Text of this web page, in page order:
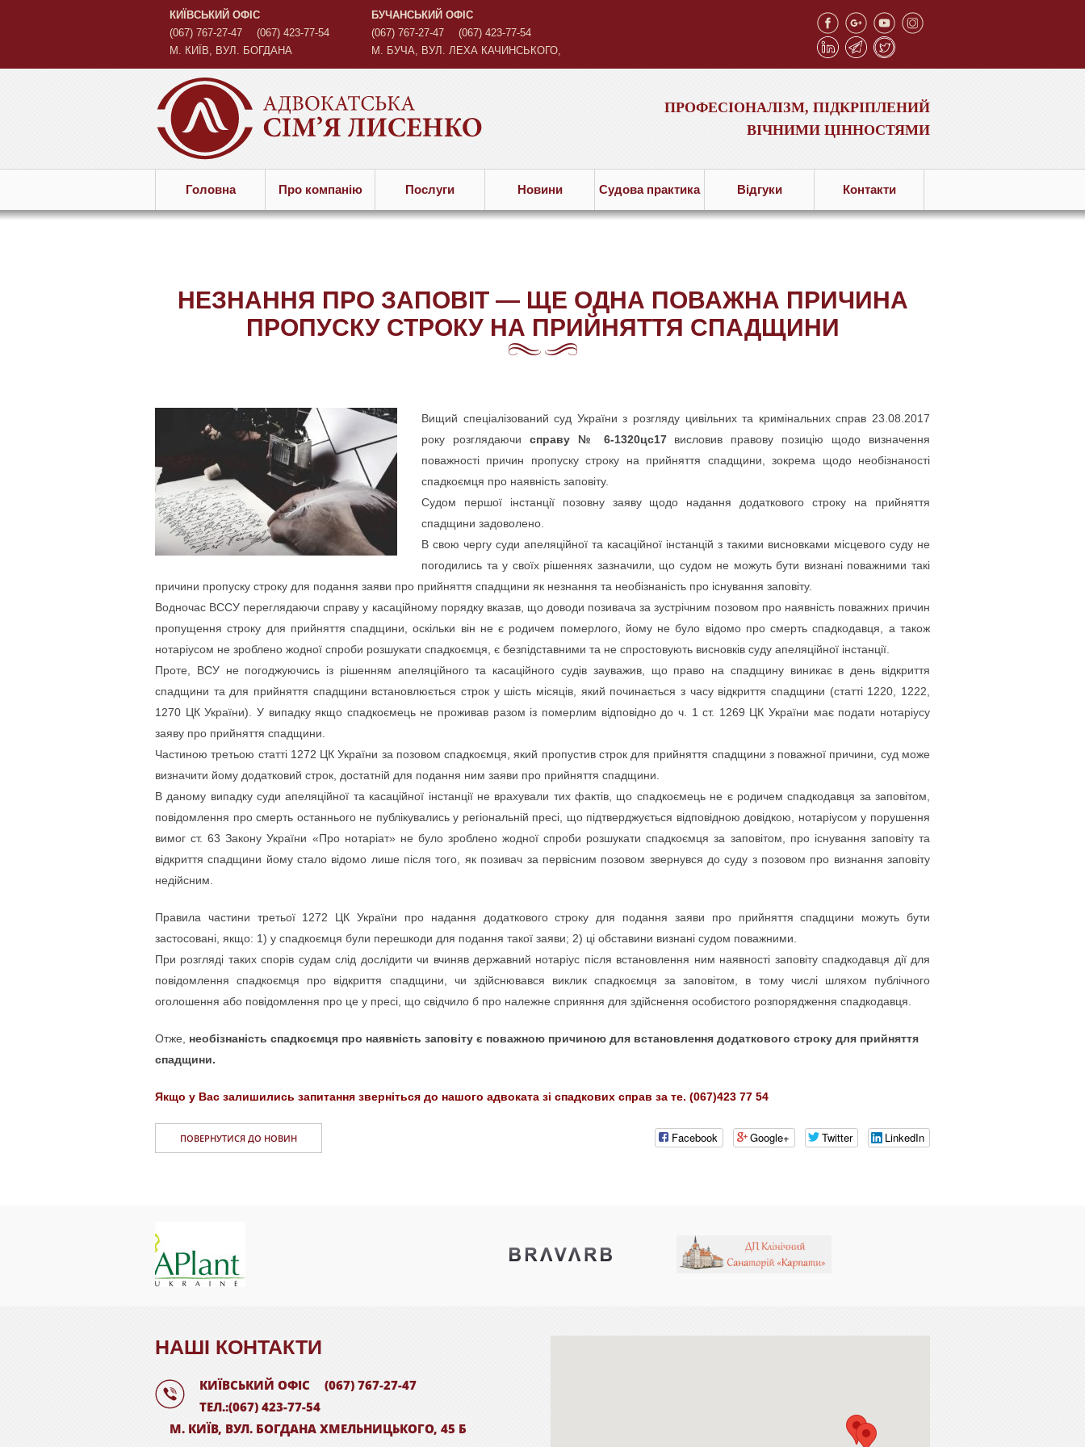
КИЇВСЬКИЙ ОФІС
(067) 767-27-47
(067) 423-77-54
М. КИЇВ, ВУЛ. БОГДАНА
БУЧАНСЬКИЙ ОФІС
(067) 767-27-47
(067) 423-77-54
М. БУЧА, ВУЛ. ЛЕХА КАЧИНСЬКОГО,
ПРОФЕСІОНАЛІЗМ, ПІДКРІПЛЕНИЙ
ВІЧНИМИ ЦІННОСТЯМИ
Головна Про компанiю Послуги Новини Судова практика Вiдгуки Контакти
НЕЗНАННЯ ПРО ЗАПОВІТ — ЩЕ ОДНА ПОВАЖНА ПРИЧИНА
ПРОПУСКУ СТРОКУ НА ПРИЙНЯТТЯ СПАДЩИНИ
Вищий спеціалізований суд України з розгляду цивільних та кримінальних справ 23.08.2017
року розглядаючи справу № 6-1320цс17висловив правову позицію щодо визначення
поважності причин пропуску строку на прийняття спадщини, зокрема щодо необізнаності
спадкоємця про наявність заповіту.
Судом першої інстанції позовну заяву щодо надання додаткового строку на прийняття
спадщини задоволено.
В свою чергу суди апеляційної та касаційної інстанцій з такими висновками місцевого суду не
погодились та у своїх рішеннях зазначили, що судом не можуть бути визнані поважними такі
причини пропуску строку для подання заяви про прийняття спадщини як незнання та необізнаність про існування заповіту.
Водночас ВССУ переглядаючи справу у касаційному порядку вказав, що доводи позивача за зустрічним позовом про наявність поважних причин
пропущення строку для прийняття спадщини, оскільки він не є родичем померлого, йому не було відомо про смерть спадкодавця, а також
нотаріусом не зроблено жодної спроби розшукати спадкоємця, є безпідставними та не спростовують висновків суду апеляційної інстанції.
Проте, ВСУ не погоджуючись із рішенням апеляційного та касаційного судів зауважив, що право на спадщину виникає в день відкриття
спадщини та для прийняття спадщини встановлюється строк у шість місяців, який починається з часу відкриття спадщини (статті 1220, 1222,
1270 ЦК України). У випадку якщо спадкоємець не проживав разом із померлим відповідно до ч. 1 ст. 1269 ЦК України має подати нотаріусу
заяву про прийняття спадщини.
Частиною третьою статті 1272 ЦК України за позовом спадкоємця, який пропустив строк для прийняття спадщини з поважної причини, суд може
визначити йому додатковий строк, достатній для подання ним заяви про прийняття спадщини.
В даному випадку суди апеляційної та касаційної інстанції не врахували тих фактів, що спадкоємець не є родичем спадкодавця за заповітом,
повідомлення про смерть останнього не публікувались у регіональній пресі, що підтверджується відповідною довідкою, нотаріусом у порушення
вимог ст. 63 Закону України «Про нотаріат» не було зроблено жодної спроби розшукати спадкоємця за заповітом, про існування заповіту та
відкриття спадщини йому стало відомо лише після того, як позивач за первісним позовом звернувся до суду з позовом про визнання заповіту
недійсним.
Правила частини третьої 1272 ЦК України про надання додаткового строку для подання заяви про прийняття спадщини можуть бути
застосовані, якщо: 1) у спадкоємця були перешкоди для подання такої заяви; 2) ці обставини визнані судом поважними.
При розгляді таких спорів судам слід дослідити чи вчиняв державний нотаріус після встановлення ним наявності заповіту спадкодавця дії для
повідомлення спадкоємця про відкриття спадщини, чи здійснювався виклик спадкоємця за заповітом, в тому числі шляхом публічного
оголошення або повідомлення про це у пресі, що свідчило б про належне сприяння для здійснення особистого розпорядження спадкодавця.
Отже, необізнаність спадкоємця про наявність заповіту є поважною причиною для встановлення додаткового строку для прийняття
спадщини.
Якщо у Вас залишились запитання зверніться до нашого адвоката зі спадкових справ за те. (067)423 77 54
Facebook Google+ Twitter LinkedIn
ПОВЕРНУТИСЯ ДО НОВИН
НАШI КОНТАКТИ
КИЇВСЬКИЙ ОФІС
(067) 767-27-47
ТЕЛ.:(067) 423-77-54
М. КИЇВ, ВУЛ. БОГДАНА ХМЕЛЬНИЦЬКОГО, 45 Б